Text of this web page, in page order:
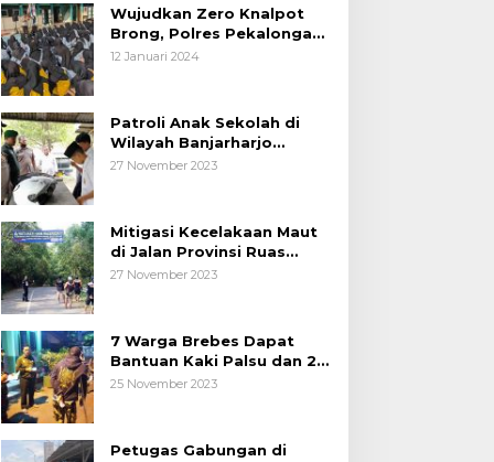
Wujudkan Zero Knalpot
Brong, Polres Pekalongan
Kota Berikan Edukasi
12 Januari 2024
Patroli Anak Sekolah di
Wilayah Banjarharjo
Brebes
27 November 2023
Mitigasi Kecelakaan Maut
di Jalan Provinsi Ruas
Banjarharjo-Salem
27 November 2023
7 Warga Brebes Dapat
Bantuan Kaki Palsu dan 2
Operasi Bibir Sumbing
25 November 2023
Petugas Gabungan di